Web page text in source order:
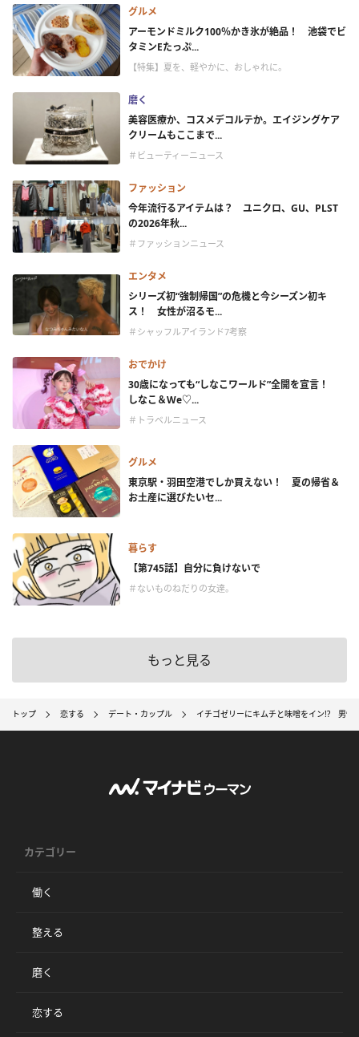
グルメ
アーモンドミルク100％かき氷が絶品！ 池袋でビ
タミンEたっぷ...
【特集】夏を、軽やかに、おしゃれに。
磨く
美容医療か、コスメデコルテか。エイジングケア
クリームもここまで...
＃ビューティーニュース
ファッション
今年流行るアイテムは？ ユニクロ、GU、PLST
の2026年秋...
＃ファッションニュース
エンタメ
シリーズ初“強制帰国”の危機と今シーズン初キ
ス！ 女性が沼るモ...
＃シャッフルアイランド7考察
おでかけ
30歳になっても“しなこワールド”全開を宣言！
しなこ＆We♡...
＃トラベルニュース
グルメ
東京駅・羽田空港でしか買えない！ 夏の帰省＆
お土産に選びたいセ...
暮らす
【第745話】自分に負けないで
＃ないものねだりの女達。
もっと見る
トップ 恋する デート・カップル イチゴゼリーにキムチと味噌をイン!? 男性
カテゴリー
働く
整える
磨く
恋する